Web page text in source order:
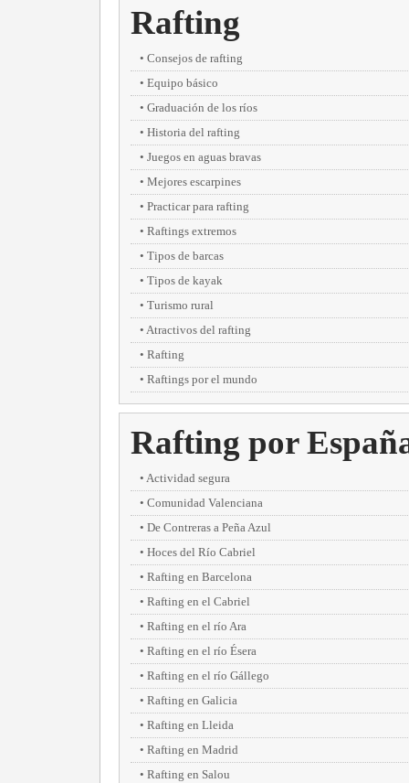
Rafting
Consejos de rafting
Equipo básico
Graduación de los ríos
Historia del rafting
Juegos en aguas bravas
Mejores escarpines
Practicar para rafting
Raftings extremos
Tipos de barcas
Tipos de kayak
Turismo rural
Atractivos del rafting
Rafting
Raftings por el mundo
Rafting por
Actividad segura
Comunidad Valenciana
De Contreras a Peña Azul
Hoces del Río Cabriel
Rafting en Barcelona
Rafting en el Cabriel
Rafting en el río Ara
Rafting en el río Ésera
Rafting en el río Gállego
Rafting en Galicia
Rafting en Lleida
Rafting en Madrid
Rafting en Salou